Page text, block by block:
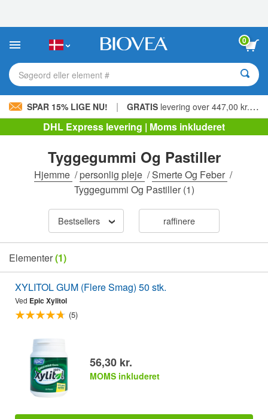
websted
0
Søgeord eller element #
SPAR 15% LIGE NU! | GRATIS levering over 447,00 kr. »
DHL Express levering | Moms inkluderet
Tyggegummi Og Pastiller
Hjemme /personlig pleje /Smerte Og Feber /
Tyggegummi Og Pastiller(1)
Bestsellers raffinere
Elementer(1)
XYLITOL GUM (Flere Smag) 50 stk.
Ved Epic Xylitol
(5)
56,30 kr.
MOMS inkluderet